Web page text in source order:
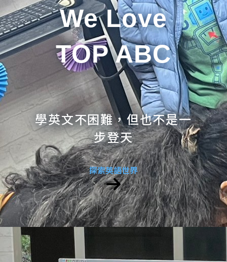
We Love
TOP ABC
學英文不困難，但也不是一
步登天
探索英語世界